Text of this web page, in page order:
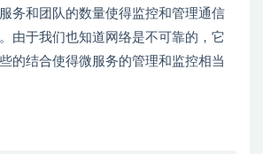
务和团队的数量使得监控和管理通信
由于我们也知道网络是不可靠的，它
的结合使得微服务的管理和监控相当